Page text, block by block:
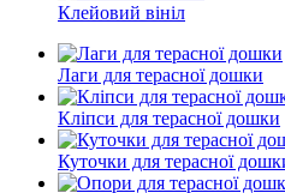
Клейовий вініл
Лаги для терасної дошки
Кліпси для терасної дошки
Куточки для терасної